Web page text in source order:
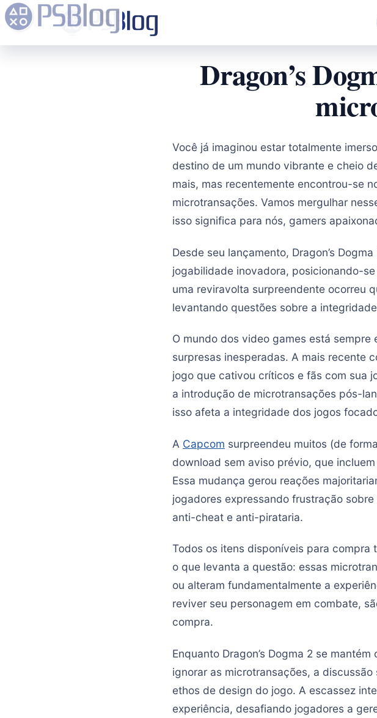
Dragon’s
Você já imaginou estar totalmente
destino de um mundo vibrante e cheio
mais, mas recentemente encontrou-se
microtransações. Vamos mergulhar
isso significa para nós, gamers
Desde seu lançamento, Dragon’s
jogabilidade inovadora, posicionando-
uma reviravolta surpreendente ocorreu
levantando questões sobre a
O mundo dos video games está
surpresas inesperadas. A mais recente
jogo que cativou críticos e fãs com sua
a introdução de microtransações pós-
isso afeta a integridade dos jogos
A Capcom surpreendeu muitos (de
download sem aviso prévio, que
Essa mudança gerou reações
jogadores expressando frustração
anti-cheat e anti-pirataria.
Todos os itens disponíveis para
o que levanta a questão: essas
ou alteram fundamentalmente a
reviver seu personagem em combate,
compra.
Enquanto Dragon’s Dogma 2 se
ignorar as microtransações, a
ethos de design do jogo. A escassez
experiência, desafiando jogadores a